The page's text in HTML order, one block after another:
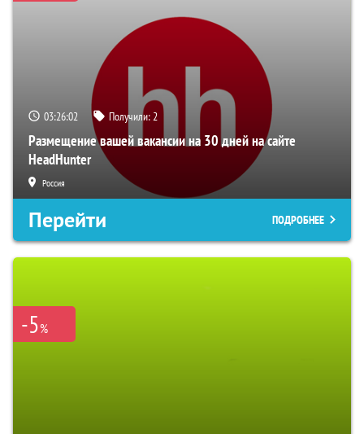
03:26:01 Получили:2
Размещение вашей вакансии на 30 дней на сайте
HeadHunter
Россия
Перейти ПОДРОБНЕЕ
-5%